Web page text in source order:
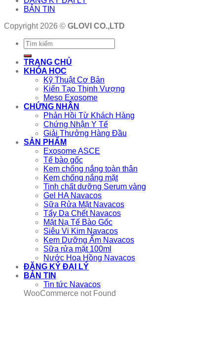
BẢN TIN
Copyright 2026 © GLOVI CO.,LTD
TRANG CHỦ
KHÓA HỌC
Kỹ Thuật Cơ Bản
Kiến Tạo Thịnh Vượng
Meso Exosome
CHỨNG NHẬN
Phản Hồi Từ Khách Hàng
Chứng Nhận Y Tế
Giải Thưởng Hàng Đầu
SẢN PHẨM
Exosome ASCE
Tế bào gốc
Kem chống nắng toàn thân
Kem chống nắng mặt
Tinh chất dưỡng Serum vàng
Gel HA Navacos
Sữa Rửa Mặt Navacos
Tẩy Da Chết Navacos
Mặt Nạ Tế Bào Gốc
Siêu Vi Kim Navacos
Kem Dưỡng Ẩm Navacos
Sữa rửa mặt 100ml
Nước Hoa Hồng Navacos
ĐĂNG KÝ ĐẠI LÝ
BẢN TIN
Tin tức Navacos
WooCommerce not Found